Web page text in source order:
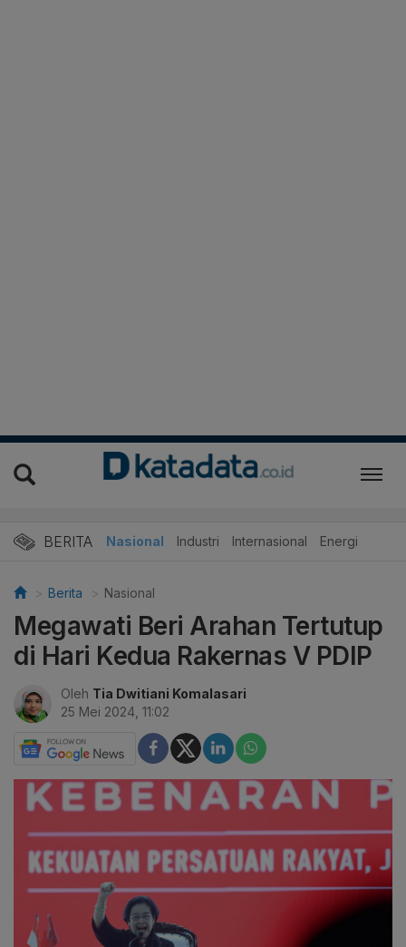
BERITA Nasional Industri Internasional Energi
Berita Nasional
Megawati Beri Arahan Tertutup
di Hari Kedua Rakernas V PDIP
Oleh Tia Dwitiani Komalasari
25 Mei 2024, 11:02